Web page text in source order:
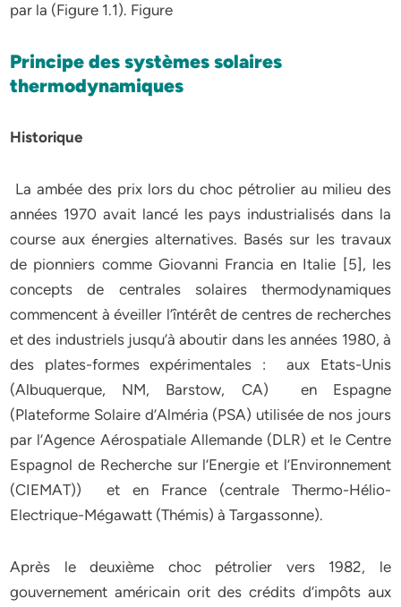
par la (Figure 1.1). Figure
Principe des systèmes solaires
thermodynamiques
Historique
La ambée des prix lors du choc pétrolier au milieu des
années 1970 avait lancé les pays industrialisés dans la
course aux énergies alternatives. Basés sur les travaux
de pionniers comme Giovanni Francia en Italie [5], les
concepts de centrales solaires thermodynamiques
commencent à éveiller l’întérêt de centres de recherches
et des industriels jusqu’à aboutir dans les années 1980, à
des plates-formes expérimentales : aux Etats-Unis
(Albuquerque, NM, Barstow, CA) en Espagne
(Plateforme Solaire d’Alméria (PSA) utilisée de nos jours
par l’Agence Aérospatiale Allemande (DLR) et le Centre
Espagnol de Recherche sur l’Energie et l’Environnement
(CIEMAT)) et en France (centrale Thermo-Hélio-
Electrique-Mégawatt (Thémis) à Targassonne).
Après le deuxième choc pétrolier vers 1982, le
gouvernement américain orit des crédits d’impôts aux